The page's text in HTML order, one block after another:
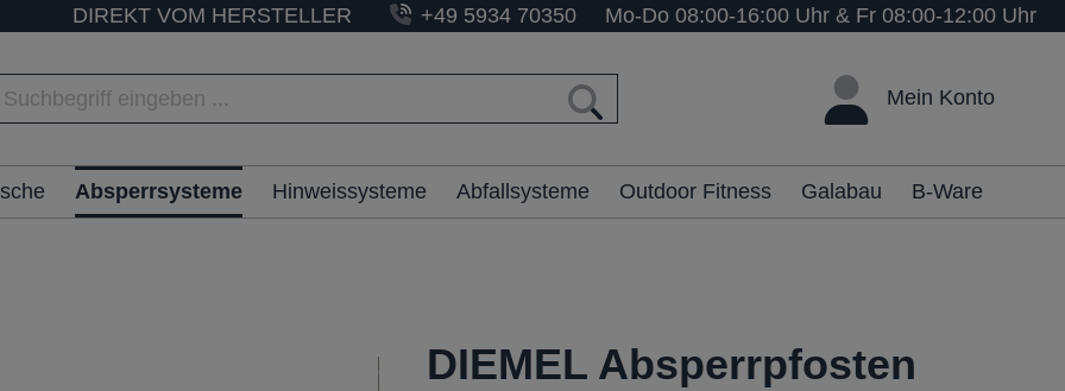
DIREKT VOM HERSTELLER +49 5934 70350 Mo-Do 08:00-16:00 Uhr & Fr 08:00-12:00 Uhr
Mein Konto
Absperrsysteme Hinweissysteme Abfallsysteme Outdoor Fitness Galabau B-Ware
DIEMEL Absperrpfosten